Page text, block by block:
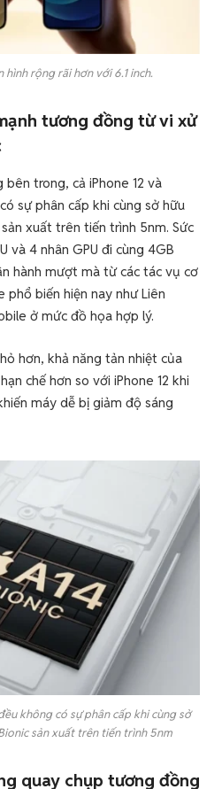
hình rộng rãi hơn với 6.1 inch.
tương đồng từ vi xử
trong, cả iPhone 12 và
sự phân cấp khi cùng sở hữu
xuất trên tiến trình 5nm. Sức
và 4 nhân GPU đi cùng 4GB
hành mượt mà từ các tác vụ cơ
phổ biến hiện nay như Liên
ở mức đồ họa hợp lý.
hơn, khả năng tản nhiệt của
chế hơn so với iPhone 12 khi
máy dễ bị giảm độ sáng
không có sự phân cấp khi cùng sở
sản xuất trên tiến trình 5nm
quay chụp tương đồng